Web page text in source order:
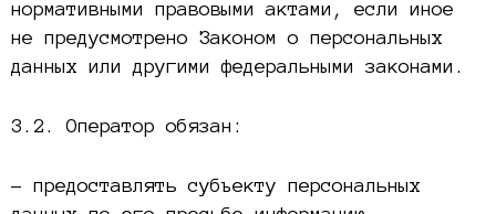
нормативными правовыми актами, если иное
не предусмотрено Законом о персональных
данных или другими федеральными законами.
3.2. Оператор обязан:
– предоставлять субъекту персональных